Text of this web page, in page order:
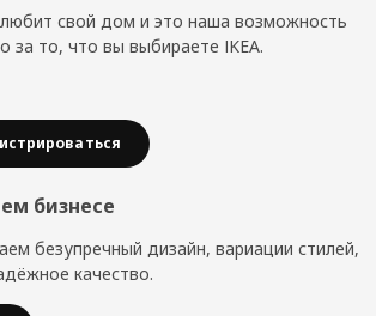
свой дом и это наша возможность
за то, что вы выбираете IKEA.
бизнесе
безупречный дизайн, вариации стилей,
качество.